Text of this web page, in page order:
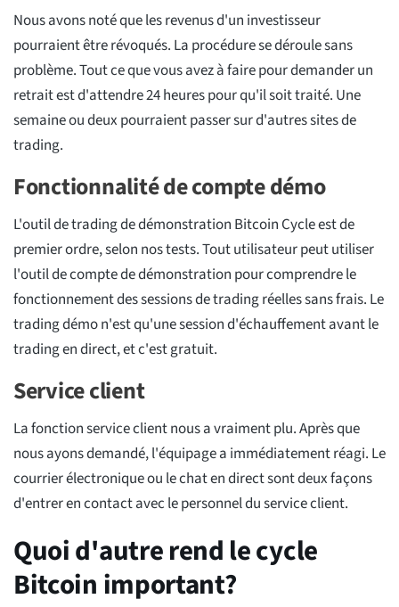
Nous avons noté que les revenus d'un investisseur
pourraient être révoqués. La procédure se déroule sans
problème. Tout ce que vous avez à faire pour demander un
retrait est d'attendre 24 heures pour qu'il soit traité. Une
semaine ou deux pourraient passer sur d'autres sites de
trading.
Fonctionnalité de compte démo
L'outil de trading de démonstration Bitcoin Cycle est de
premier ordre, selon nos tests. Tout utilisateur peut utiliser
l'outil de compte de démonstration pour comprendre le
fonctionnement des sessions de trading réelles sans frais. Le
trading démo n'est qu'une session d'échauffement avant le
trading en direct, et c'est gratuit.
Service client
La fonction service client nous a vraiment plu. Après que
nous ayons demandé, l'équipage a immédiatement réagi. Le
courrier électronique ou le chat en direct sont deux façons
d'entrer en contact avec le personnel du service client.
Quoi d'autre rend le cycle
Bitcoin important?